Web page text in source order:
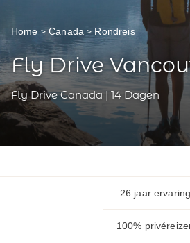
Home Canada Rondreis
Fly Drive
Fly Drive Canada | 14 Dagen
26 jaar ervaring
100%